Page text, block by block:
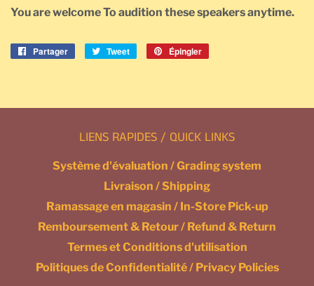
You are welcome To audition these speakers anytime.
Partager
PartagerTweet
Tweeter
Épingler
LIENS RAPIDES / QUICK LINKS
Système d'évaluation / Grading system
Livraison / Shipping
Ramassage en magasin / In-Store Pick-up
Remboursement & Retour / Refund & Return
Termes et Conditions d'utilisation
Politiques de Confidentialité / Privacy Policies